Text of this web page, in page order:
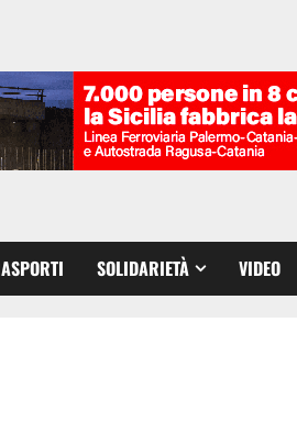
SOLIDARIETÀ VIDEO